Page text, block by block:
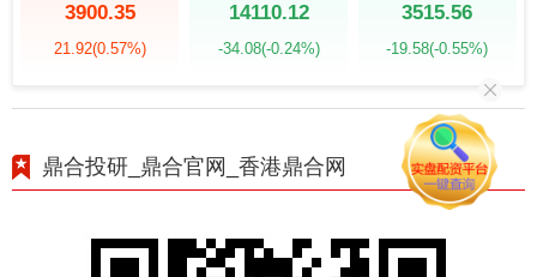
3900.35
21.92(0.57%)
14110.12
-34.08(-0.24%)
3515.56
-19.58(-0.55%)
鼎合投研_鼎合官网_香港鼎合网